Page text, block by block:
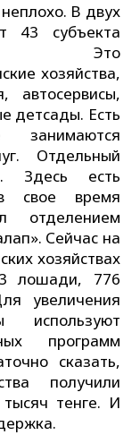
В двух
43 субъекта
Это
хозяйства,
автосервисы,
детсады. Есть
занимаются
Отдельный
Здесь есть
свое время
Сейчас на
хозяйствах
лошади, 776
увеличения
используют
программ
сказать,
получили
тенге. И